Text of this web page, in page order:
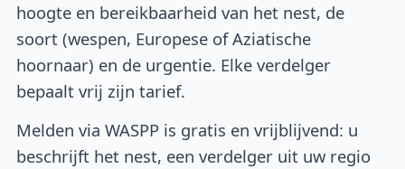
hoogte en bereikbaarheid van het nest, de
soort (wespen, Europese of Aziatische
hoornaar) en de urgentie. Elke verdelger
bepaalt vrij zijn tarief.
Melden via WASPP is gratis en vrijblijvend: u
beschrijft het nest, een verdelger uit uw regio